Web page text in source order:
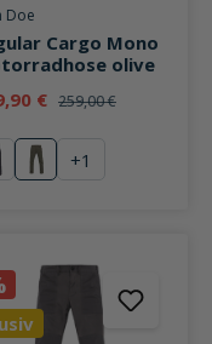
5 Sternen Bewertung
Doe
Cargo Mono
olive
€ 259,00 €
olive
+1